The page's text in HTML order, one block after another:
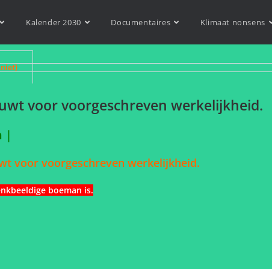
Kalender 2030 Documentaires Klimaat nonsens
voor voorgeschreven werkelijkheid.
|
voor voorgeschreven werkelijkheid.
boeman is.